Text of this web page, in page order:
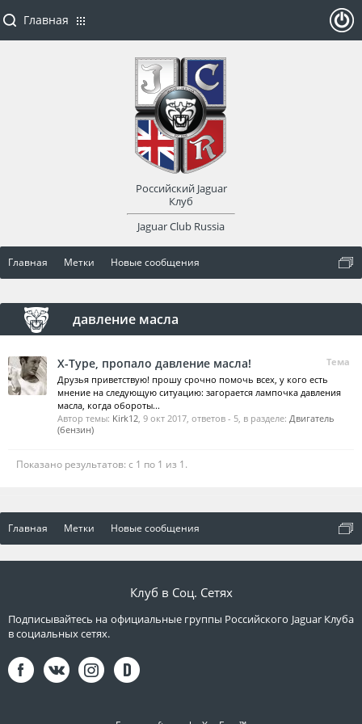
Главная Метки Новые сообщения
давление масла
Тема
X-Type, пропало давление масла!
Друзья приветствую! прошу срочно помочь всех, у кого есть
мнение на следующую ситуацию: загорается лампочка давления
масла, когда обороты...
Автор темы: Kirk12, 9 окт 2017, ответов - 5, в разделе: Двигатель
(бензин)
Показано результатов: с 1 по 1 из 1.
Главная Метки Новые сообщения
Главная
Российский Jaguar
Клуб
Jaguar Club Russia
оват
Клуб в Соц. Сетях
Подписывайтесь на официальные группы Российского Jaguar Клуба
в социальных сетях.